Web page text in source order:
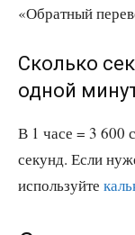
«Обратный
Сколько
одной
В 1 часе = 3 600
секунд. Если
используйте